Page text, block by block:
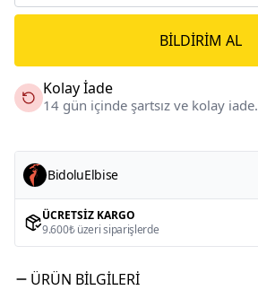
BILDIRIM AL
Kolay İade
14 gün içinde şartsız ve kolay iade.
BidoluElbise
ÜCRETSIZ KARGO
9.600₺ üzeri siparişlerde
ÜRÜN BILGILERI